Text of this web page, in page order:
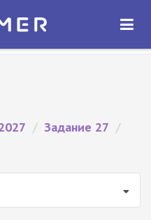
ОТКРЫТЬ
/ Задание 27 /